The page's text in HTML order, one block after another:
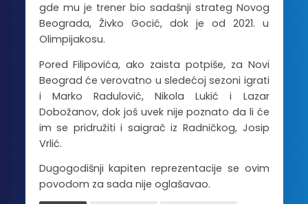
gde mu je trener bio sadašnji strateg Novog
Beograda, Živko Gocić, dok je od 2021. u
Olimpijakosu.
Pored Filipovića, ako zaista potpiše, za Novi
Beograd će verovatno u sledećoj sezoni igrati
i Marko Radulović, Nikola Lukić i Lazar
Dobožanov, dok još uvek nije poznato da li će
im se pridružiti i saigrač iz Radničkog, Josip
Vrlić.
Dugogodišnji kapiten reprezentacije se ovim
povodom za sada nije oglašavao.